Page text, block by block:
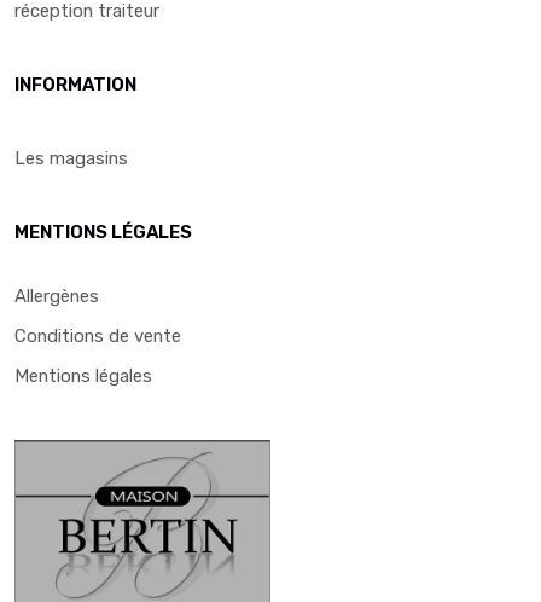
réception traiteur
INFORMATION
Les magasins
MENTIONS LÉGALES
Allergènes
Conditions de vente
Mentions légales